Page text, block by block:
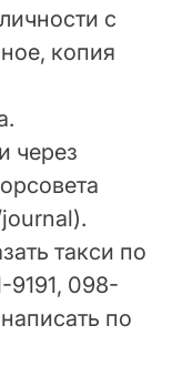
с
копия
через
такси по
9191, 098-
по